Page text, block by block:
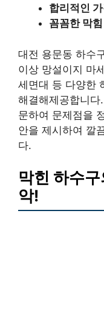
합리적인
꼼꼼한 막
대전 용문동 하수
이상 망설이지 마
세면대 등 다양한
해결해제공합니
문하여 문제점을
안을 제시하여 깔
다.
막힌 하수
악!